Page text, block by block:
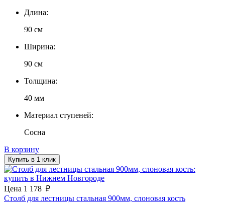
Длина:
90 см
Ширина:
90 см
Толщина:
40 мм
Материал ступеней:
Сосна
В корзину
Купить в 1 клик
Цена 1 178 ₽
Столб для лестницы стальная 900мм, слоновая кость